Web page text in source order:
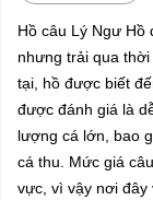
Hồ câu Lý Ngư Hồ
nhưng trải qua
tại, hồ được biết
được đánh giá là
lượng cá lớn, bao
cá thu. Mức giá
vực, vì vậy nơi đây